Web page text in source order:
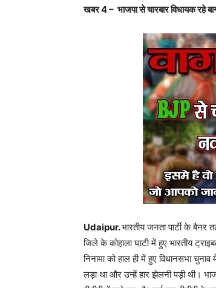
खबर4 – भाजपा से चारबार विधायक रहे
Udaipur.भारतीय जनता पार्टी के बैनर
जिले के कोहाला घाटी में हुए भारतीय
निनामा को हाल ही में हुए विधानसभा
लड़ा था और उन्हें हार झेलनी पड़ी थी।